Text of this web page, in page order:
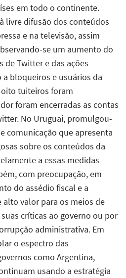
em todo o continente.
livre difusão dos conteúdos
e na televisão, assim
se um aumento do
de Twitter e das ações
bloqueiros e usuários da
tuiteiros foram
foram encerradas as contas
No Uruguai, promulgou-
comunicação que apresenta
sobre os conteúdos da
a essas medidas
com preocupação, em
do assédio fiscal e a
valor para os meios de
críticas ao governo ou por
administrativa. Em
o espectro das
como Argentina,
usando a estratégia